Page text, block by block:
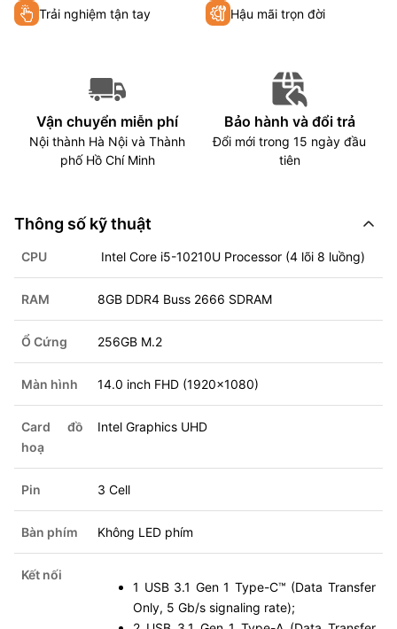
Trải nghiệm tận tay
Hậu mãi trọn đời
Vận chuyển miễn phí
Nội thành Hà Nội và Thành
phố Hồ Chí Minh
Bảo hành và đổi trả
Đổi mới trong 15 ngày đầu
tiên
Thông số kỹ thuật
CPU Intel Core i5-10210U Processor (4 lõi 8 luồng)
RAM 8GB DDR4 Buss 2666 SDRAM
Ổ Cứng 256GB M.2
Màn hình 14.0 inch FHD (1920x1080)
Card đồ
hoạ
Intel Graphics UHD
Pin 3 Cell
Bàn phím Không LED phím
Kết nối
1 USB 3.1 Gen 1 Type-C™ (Data Transfer
Only, 5 Gb/s signaling rate);